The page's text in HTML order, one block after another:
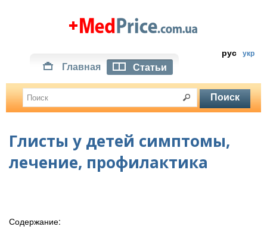
рус укр
Главная Статьи
Глисты у детей симптомы,
лечение, профилактика
Содержание: